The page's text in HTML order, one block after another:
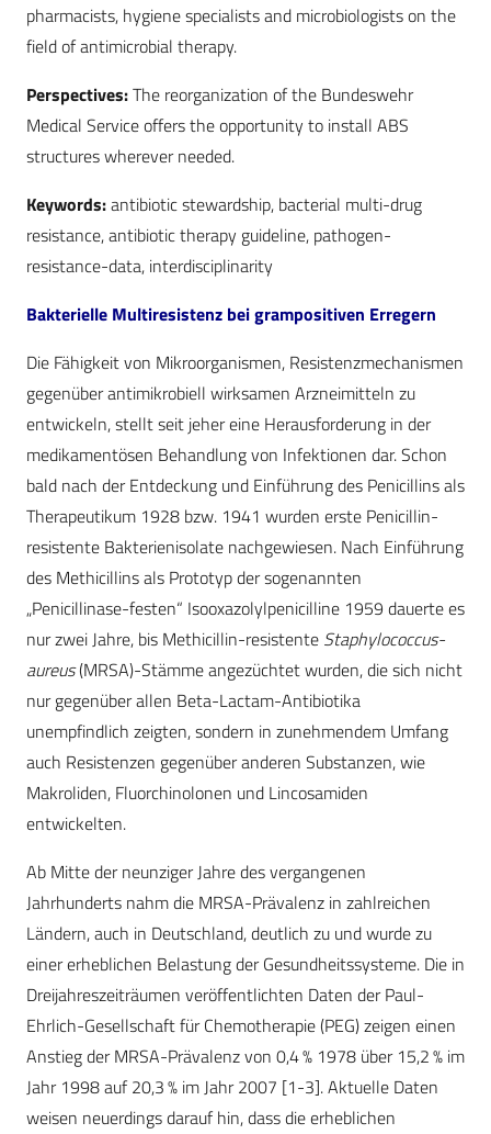
pharmacists, hygiene specialists and microbiologists on the
field of antimicrobial therapy.
Perspectives:The reorganization of the Bundeswehr
Medical Service offers the opportunity to install ABS
structures wherever needed.
Keywords:antibiotic stewardship, bacterial multi-drug
resistance, antibiotic therapy guideline, pathogen-
resistance-data, interdisciplinarity
Bakterielle Multiresistenz bei grampositiven Erregern
Die Fähigkeit von Mikroorganismen, Resistenzmechanismen
gegenüber antimikrobiell wirksamen Arzneimitteln zu
entwickeln, stellt seit jeher eine Herausforderung in der
medikamentösen Behandlung von Infektionen dar. Schon
bald nach der Entdeckung und Einführung des Penicillins als
Therapeutikum 1928 bzw. 1941 wurden erste Penicillin-
resistente Bakterienisolate nachgewiesen. Nach Einführung
des Methicillins als Prototyp der sogenannten
„Penicillinase-festen“ Isooxazolylpenicilline 1959 dauerte es
nur zwei Jahre, bis Methicillin-resistente Staphylococcus-
aureus(MRSA)-Stämme angezüchtet wurden, die sich nicht
nur gegenüber allen Beta-Lactam-Antibiotika
unempfindlich zeigten, sondern in zunehmendem Umfang
auch Resistenzen gegenüber anderen Substanzen, wie
Makroliden, Fluorchinolonen und Lincosamiden
entwickelten.
Ab Mitte der neunziger Jahre des vergangenen
Jahrhunderts nahm die MRSA-Prävalenz in zahlreichen
Ländern, auch in Deutschland, deutlich zu und wurde zu
einer erheblichen Belastung der Gesundheitssysteme. Die in
Dreijahreszeiträumen veröffentlichten Daten der Paul-
Ehrlich-Gesellschaft für Chemotherapie (PEG) zeigen einen
Anstieg der MRSA-Prävalenz von 0,4 % 1978 über 15,2 % im
Jahr 1998 auf 20,3 % im Jahr 2007 [1-3]. Aktuelle Daten
weisen neuerdings darauf hin, dass die erheblichen